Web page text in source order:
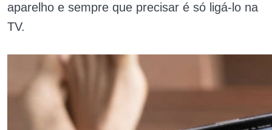
aparelho e sempre que precisar é só ligá-lo na
TV.